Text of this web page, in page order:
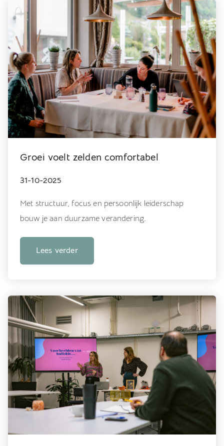
Groei voelt zelden comfortabel
31-10-2025
Met structuur, focus en persoonlijk leiderschap
bouw je aan duurzame verandering.
Lees verder